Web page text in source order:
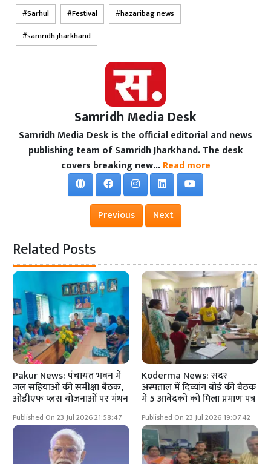
Sarhul Festival
hazaribag news
samridh jharkhand
Samridh Media Desk
Samridh Media Desk is the official editorial and news
publishing team of Samridh Jharkhand. The desk
covers breaking new... Read more
Previous Next
Related Posts
Pakur News: पंचायत भवन में
जल सहियाओं की समीक्षा बैठक,
ओडीएफ प्लस योजनाओं पर मंथन
Published On 23 Jul 2026 21:58:47
Koderma News: सदर
अस्पताल में दिव्यांग बोर्ड की बैठक
में 5 आवेदकों को मिला प्रमाण पत्र
Published On 23 Jul 2026 19:07:42